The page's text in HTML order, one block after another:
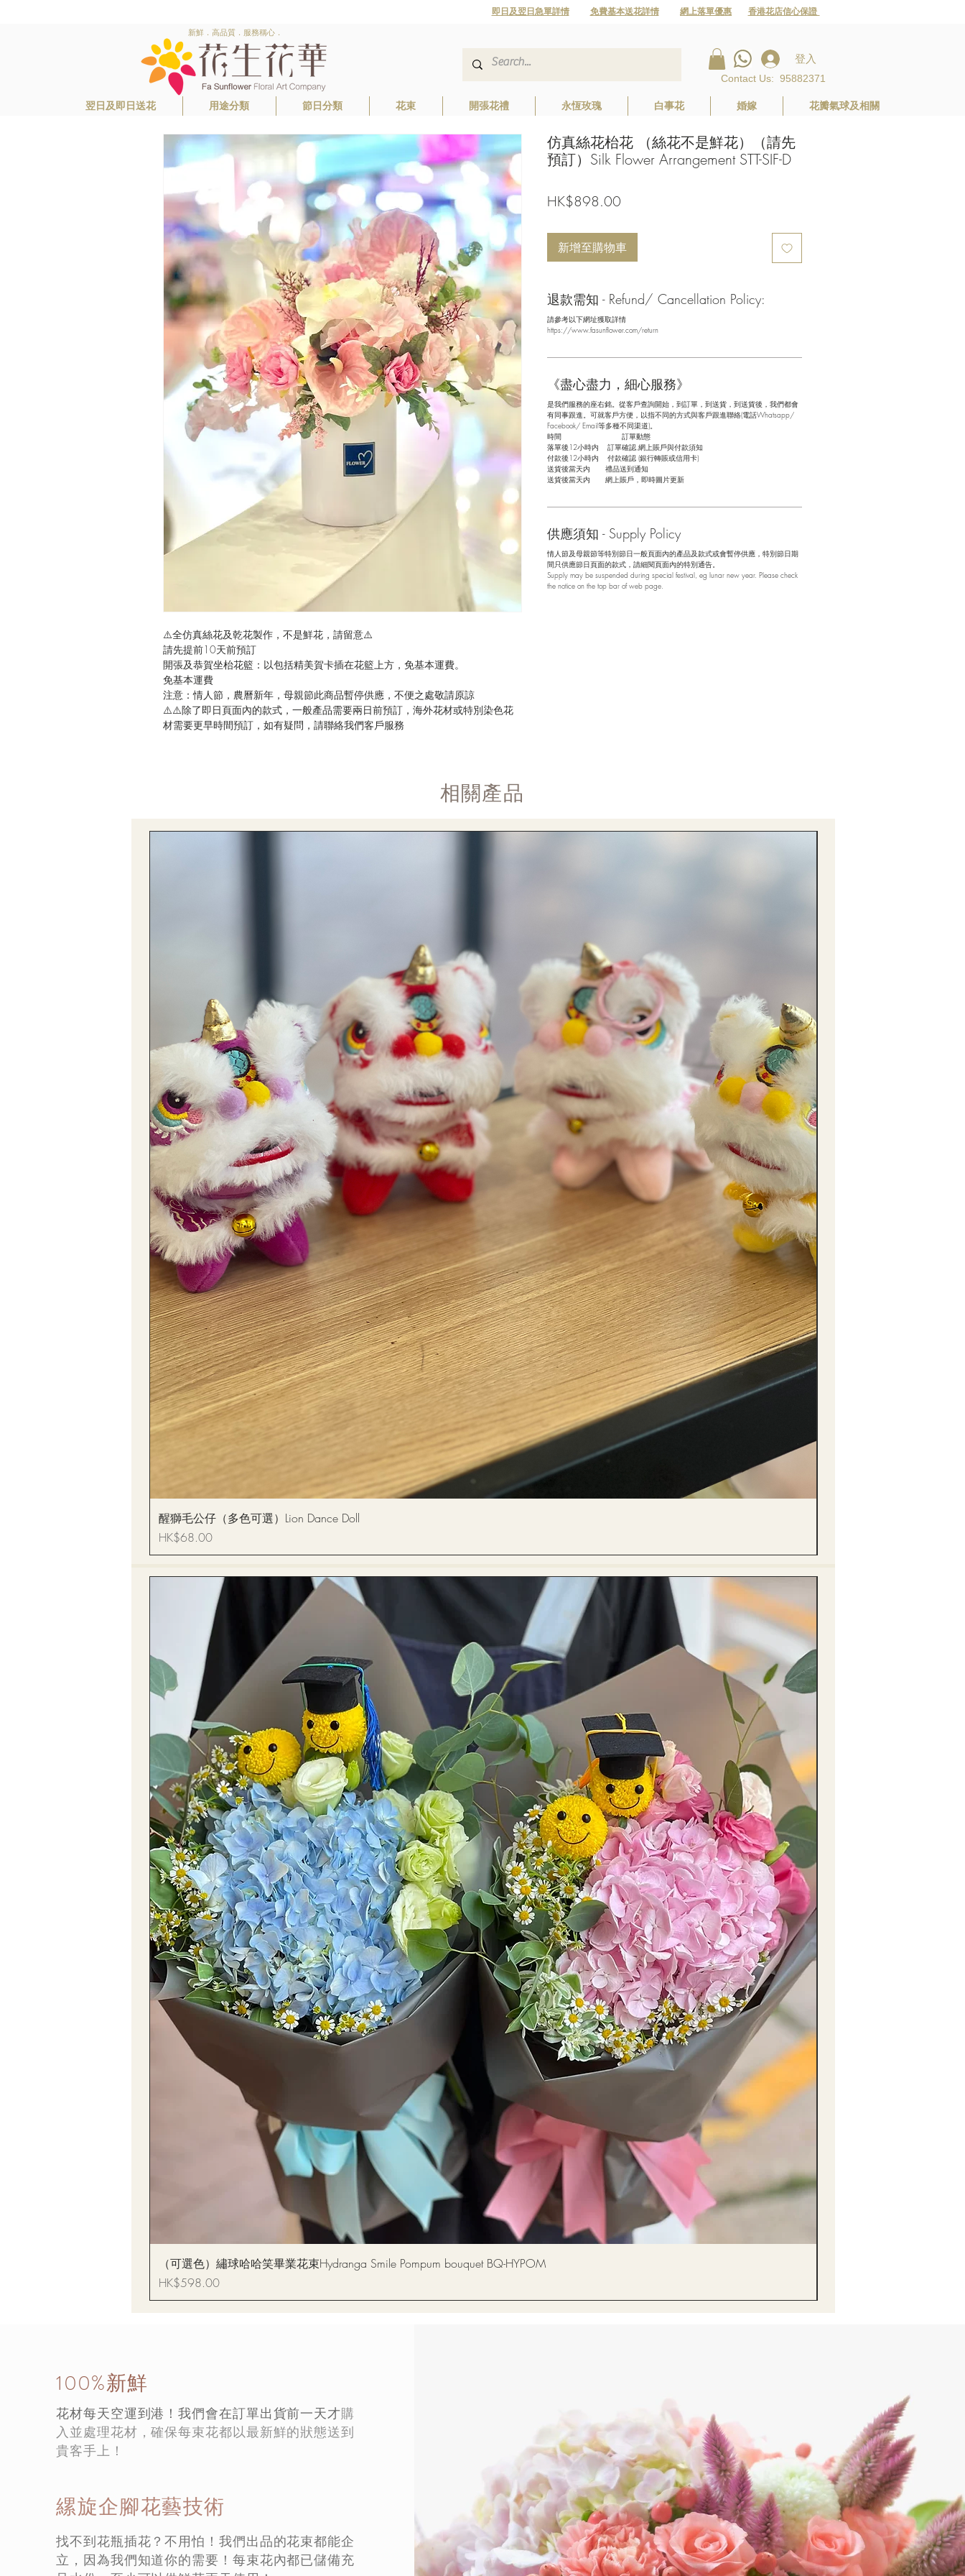
即日及翌日急單詳情 免費基本送花詳情 網上落單優惠 香港花店信心保證
新鮮．高品質．服務稱心．
登入
Contact Us: 95882371
翌日及即日送花 用途分類 節日分類 花束 開張花禮 永恆玫瑰 白事花 婚嫁 花瓣氣球及相關
⚠️全仿真絲花及乾花製作，不是鮮花，請留意⚠️
請先提前10天前預訂
開張及恭賀坐枱花籃：以包括精美賀卡插在花籃上方，免基本運費。
免基本運費
注意：情人節，農曆新年，母親節此商品暫停供應，不便之處敬請原諒
⚠️⚠️除了即日頁面內的款式，一般產品需要兩日前預訂，海外花材或特別染色花
材需要更早時間預訂，如有疑問，請聯絡我們客戶服務
仿真絲花枱花 （絲花不是鮮花）（請先
預訂）Silk Flower Arrangement STT-SIF-D
HK$898.00
新增至購物車
退款需知 - Refund/ Cancellation Policy:
請參考以下網址獲取詳情
https://www.fasunflower.com/return
《盡心盡力，細心服務》
是我們服務的座右銘。從客戶查詢開始，到訂單，到送貨，到送貨後，我們都會
有同事跟進。可就客戶方便，以指不同的方式與客戶跟進聯絡(電話Whatsapp/
Facebook/ Email等多種不同渠道)。
​時間 訂單動態
落單後12小時内 訂單確認,網上賬戶與付款須知
付款後12小時内 付款確認 (銀行轉賬或信用卡)
送貨後當天内 禮品送到通知
送貨後當天内 網上賬戶，即時圖片更新
供應須知 - Supply Policy
情人節及母親節等特別節日一般頁面內的產品及款式或會暫停供應，特別節日期
間只供應節日頁面的款式，請細閱頁面內的特別通告。
Supply may be suspended during special festival, eg lunar new year. Please check
the notice on the top bar of web page.
​相關產品
醒獅毛公仔（多色可選）Lion Dance Doll
價格
HK$68.00
快速瀏覽
（可選色）繡球哈哈笑畢業花束Hydranga Smile Pompum bouquet BQ-HYPOM
價格
HK$598.00
花材每天空運到港！我們會在訂單出貨前一天才購
入並處理花材，確保每束花都以最新鮮的狀態送到
貴客手上！
100%新鮮
縲旋企腳花藝技術
找不到花瓶插花？不用怕！我們出品的花束都能企
立，因為我們知道你的需要！每束花內都已儲備充